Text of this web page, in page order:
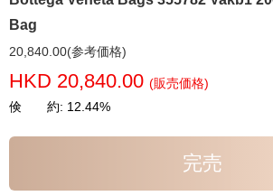
Bag
20,840.00(参考価格)
HKD 20,840.00 (販売価格)
倹 約: 12.44%
完売